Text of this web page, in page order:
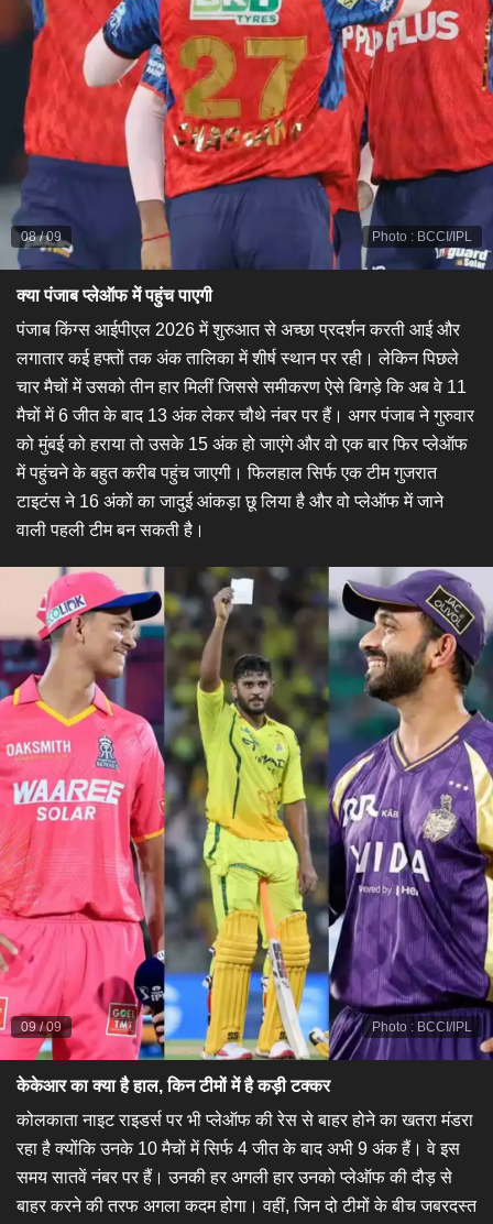
Photo : BCCI/IPL
08/09
क्या पंजाब प्लेऑफ में पहुंच पाएगी
पंजाब किंग्स आईपीएल 2026 में शुरुआत से अच्छा प्रदर्शन करती आई और
लगातार कई हफ्तों तक अंक तालिका में शीर्ष स्थान पर रही। लेकिन पिछले
चार मैचों में उसको तीन हार मिलीं जिससे समीकरण ऐसे बिगड़े कि अब वे 11
मैचों में 6 जीत के बाद 13 अंक लेकर चौथे नंबर पर हैं। अगर पंजाब ने गुरुवार
को मुंबई को हराया तो उसके 15 अंक हो जाएंगे और वो एक बार फिर प्लेऑफ
में पहुंचने के बहुत करीब पहुंच जाएगी। फिलहाल सिर्फ एक टीम गुजरात
टाइटंस ने 16 अंकों का जादुई आंकड़ा छू लिया है और वो प्लेऑफ में जाने
वाली पहली टीम बन सकती है।
Photo : BCCI/IPL
09/09
केकेआर का क्या है हाल, किन टीमों में है कड़ी टक्कर
कोलकाता नाइट राइडर्स पर भी प्लेऑफ की रेस से बाहर होने का खतरा मंडरा
रहा है क्योंकि उनके 10 मैचों में सिर्फ 4 जीत के बाद अभी 9 अंक हैं। वे इस
समय सातवें नंबर पर हैं। उनकी हर अगली हार उनको प्लेऑफ की दौड़ से
बाहर करने की तरफ अगला कदम होगा। वहीं, जिन दो टीमों के बीच जबरदस्त